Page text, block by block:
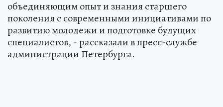
объединяющим опыт и знания старшего
поколения с современными инициативами по
развитию молодежи и подготовке будущих
специалистов, - рассказали в пресс-службе
администрации Петербурга.